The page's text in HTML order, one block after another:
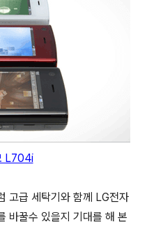
L704i
고급 세탁기와 함께 LG전자
바꿀수 있을지 기대를 해 본